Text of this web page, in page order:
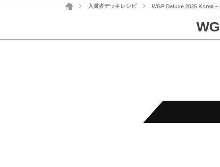
ホーム 入賞者デッキレシピ WGP Deluxe 2025 Korea